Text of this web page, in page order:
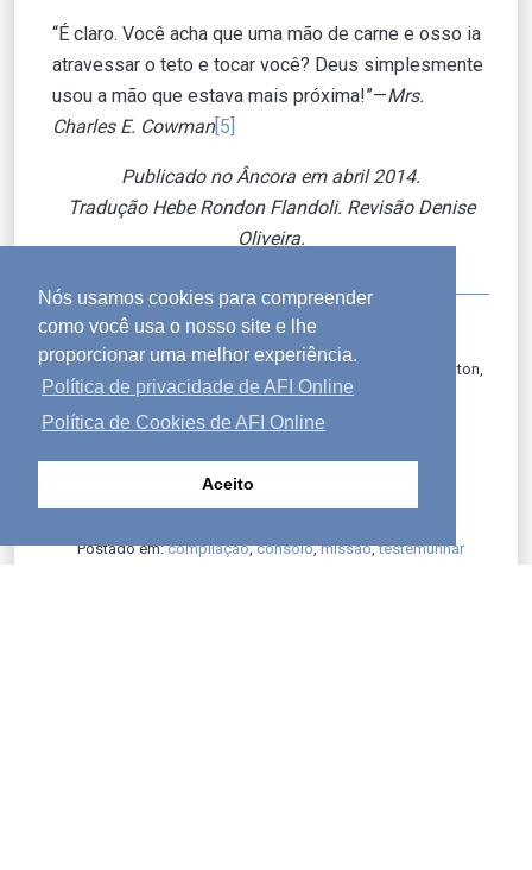
Nós usamos cookies para compreender
como você usa o nosso site e lhe
proporcionar uma melhor experiência.
Política de privacidade de AFI Online
Política de Cookies de AFI Online
Aceito
“É claro. Você acha que uma mão de carne e osso ia
atravessar o teto e tocar você? Deus simplesmente
usou a mão que estava mais próxima!”—Mrs.
Charles E. Cowman[5]
Publicado no Âncora em abril 2014.
Tradução Hebe Rondon Flandoli. Revisão Denise
Oliveira.
[1]ESV.
Publicado originalmente em maio de 2011.
[3]Dada por Spurgeon no Metropolitan Tabernacle, Newington,
15 de junho de 1882.
[4] De Coração em Coração (Aurora Production, 2010).
Postado em:compilação,consolo,missão,testemunhar